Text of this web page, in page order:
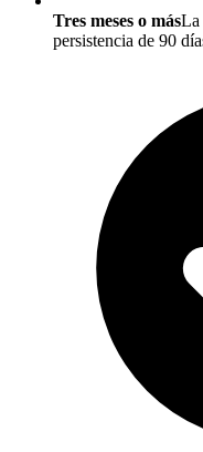
Tres meses o másLa
persistencia de 90